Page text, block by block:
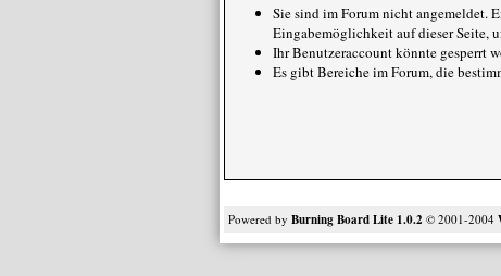
Sie sind im Forum nicht angemeldet.
Eingabemöglichkeit auf dieser Seite,
Ihr Benutzeraccount könnte gesperrt
Es gibt Bereiche im Forum, die
Powered by Burning Board Lite 1.0.2 © 2001-2004